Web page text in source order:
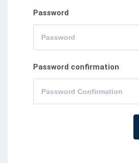
Password
Password confirmation